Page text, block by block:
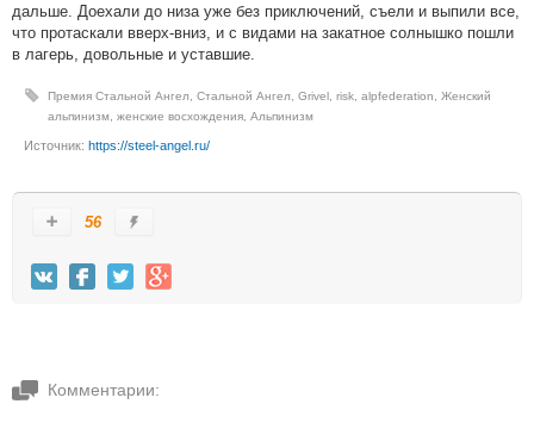
дальше. Доехали до низа уже без приключений, съели и выпили все,
что протаскали вверх-вниз, и с видами на закатное солнышко пошли
в лагерь, довольные и уставшие.
Премия Стальной Ангел Стальной Ангел Grivel risk alpfederation
Женский
альпинизм
женские восхождения Альпинизм
Источник: https://steel-angel.ru/
56
Комментарии: